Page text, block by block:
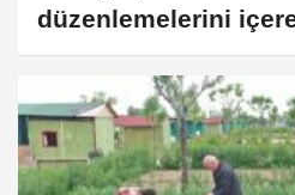
düzenlemelerini
yasalaştı